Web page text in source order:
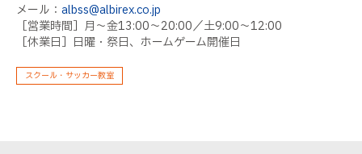
メール： albss@albirex.co.jp
［営業時間］月～金13:00～20:00／土9:00～12:00
［休業日］日曜・祭日、ホームゲーム開催日
スクール・サッカー教室